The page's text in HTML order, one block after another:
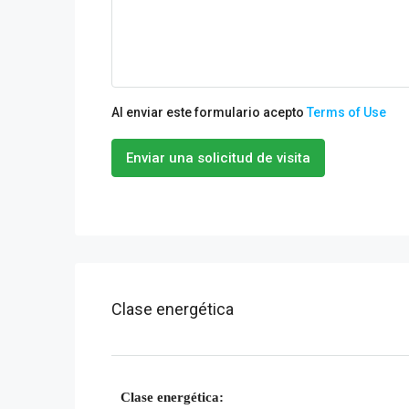
Al enviar este formulario aceptoTerms of Use
Enviar una solicitud de visita
Clase energética
Clase energética: